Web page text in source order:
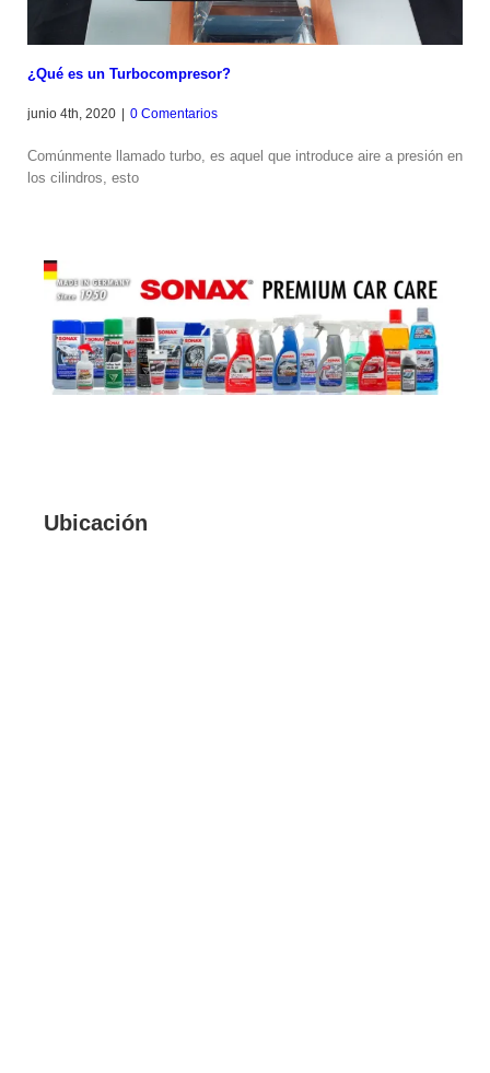
¿Qué es un Turbocompresor?
junio 4th, 2020 0 Comentarios
Comúnmente llamado turbo, es aquel que introduce aire a presión en
los cilindros, esto
Ubicación